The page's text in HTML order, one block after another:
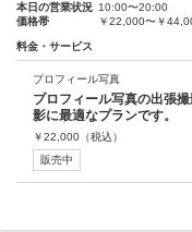
本日の営業状況 10:00〜20:00
価格帯
￥22,000〜￥
料金・サービス
プロフィール写真
プロフィール写真の出張
影に最適なプランです。
￥22,000 （税込）
販売中